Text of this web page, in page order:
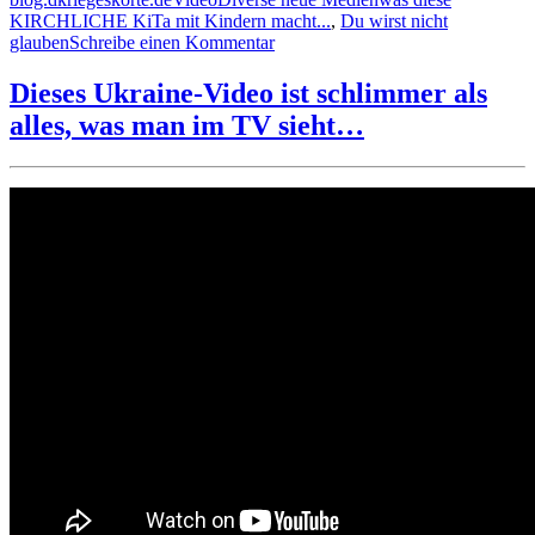
am
KIRCHLICHE KiTa mit Kindern macht..., Du wirst nicht
glaubenSchreibe einen Kommentarzu
wirst
nicht
glauben,
diese
KIRCHLICHE
Dieses Ukraine-Video ist schlimmer als
alles, was man im TV sieht…